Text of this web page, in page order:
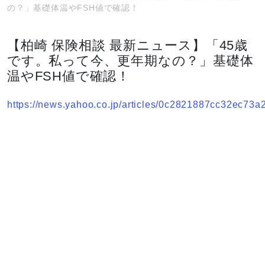
の？」基礎体温やFSH値で確認！
【柏崎 保険相談 最新ニュース】「45歳
です。私って今、更年期なの？」基礎体
温やFSH値で確認！
https://news.yahoo.co.jp/articles/